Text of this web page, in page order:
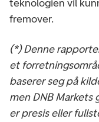
teknologien vil
fremover.
(*) Denne
et
baserer seg på
men DNB Markets
er presis eller